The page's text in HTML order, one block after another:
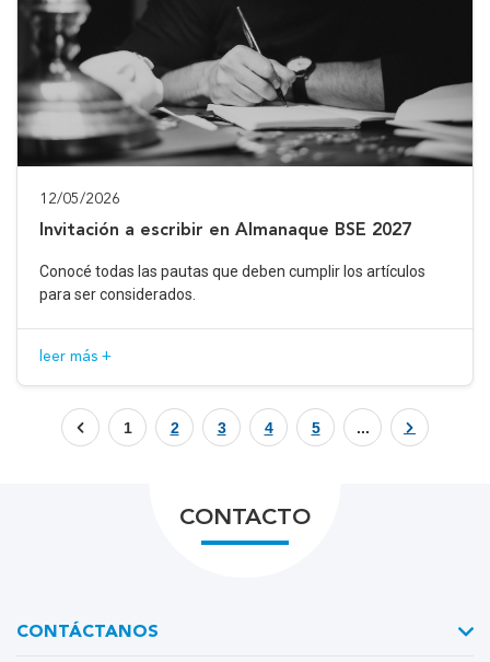
12/05/2026
Invitación a escribir en Almanaque BSE 2027
Conocé todas las pautas que deben cumplir los artículos
para ser considerados.
leer más +
1 2 3 4 5 ...
CONTACTO
CONTÁCTANOS